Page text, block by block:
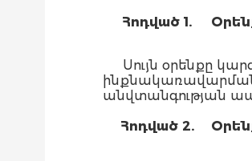
Հոդված 1.
Օ
Սույն օրենքը
ինքնակառավարման
անվտանգության
Հոդված 2.
Օ